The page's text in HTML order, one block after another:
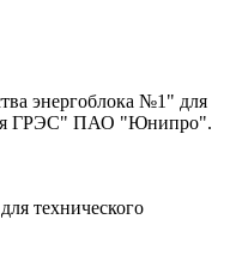
энергоблока №1" для
ГРЭС" ПАО "Юнипро".
технического